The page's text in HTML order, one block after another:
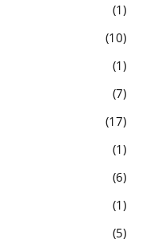
1
10
1
7
17
1
6
1
5